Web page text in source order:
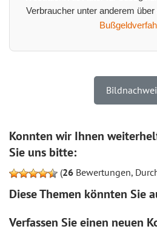
Verbraucher unter anderem
Konnten wir Ihnen
Sie uns bitte:
(26 Bewertungen,
Diese Themen könnten Sie
Verfassen Sie einen neuen